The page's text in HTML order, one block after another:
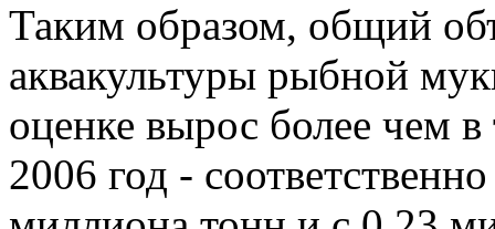
Таким образом, общий
аквакультуры рыбной
оценке вырос более чем
2006 год -